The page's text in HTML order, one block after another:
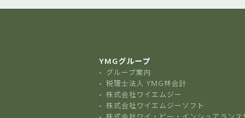
YMGグループ
グループ案内
税理士法人 YMG林会計
株式会社ワイエムジー
株式会社ワイエムジーソフト